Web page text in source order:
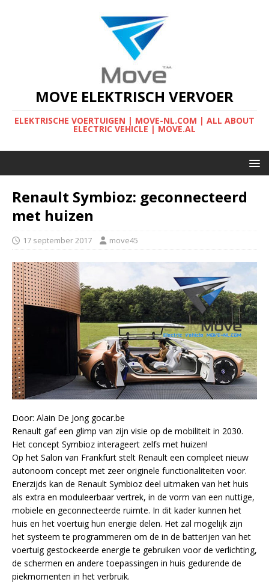
MOVE ELEKTRISCH VERVOER
ELEKTRISCHE VOERTUIGEN | MOVE-NL.COM | ALL ABOUT
ELECTRIC VEHICLE | MOVE.AL
Renault Symbioz: geconnecteerd
met huizen
17 september 2017 move45
Door: Alain De Jong gocar.be
Renault gaf een glimp van zijn visie op de mobiliteit in 2030.
Het concept Symbioz interageert zelfs met huizen!
Op het Salon van Frankfurt stelt Renault een compleet nieuw
autonoom concept met zeer originele functionaliteiten voor.
Enerzijds kan de Renault Symbioz deel uitmaken van het huis
als extra en moduleerbaar vertrek, in de vorm van een nuttige,
mobiele en geconnecteerde ruimte. In dit kader kunnen het
huis en het voertuig hun energie delen. Het zal mogelijk zijn
het systeem te programmeren om de in de batterijen van het
voertuig gestockeerde energie te gebruiken voor de verlichting,
de schermen en andere toepassingen in huis gedurende de
piekmomenten in het verbruik.